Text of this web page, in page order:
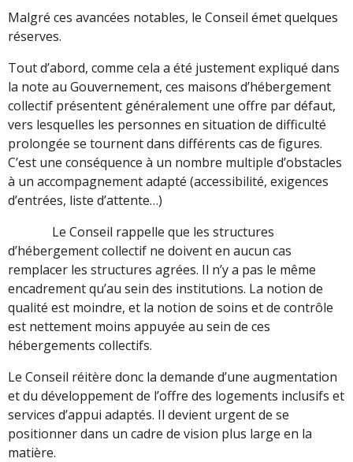
Malgré ces avancées notables, le Conseil émet quelques
réserves.
Tout d’abord, comme cela a été justement expliqué dans
la note au Gouvernement, ces maisons d’hébergement
collectif présentent généralement une offre par défaut,
vers lesquelles les personnes en situation de difficulté
prolongée se tournent dans différents cas de figures.
C’est une conséquence à un nombre multiple d’obstacles
à un accompagnement adapté (accessibilité, exigences
d’entrées, liste d’attente…)
Le Conseil rappelle que les structures
d’hébergement collectif ne doivent en aucun cas
remplacer les structures agrées. Il n’y a pas le même
encadrement qu’au sein des institutions. La notion de
qualité est moindre, et la notion de soins et de contrôle
est nettement moins appuyée au sein de ces
hébergements collectifs.
Le Conseil réitère donc la demande d’une augmentation
et du développement de l’offre des logements inclusifs et
services d’appui adaptés. Il devient urgent de se
positionner dans un cadre de vision plus large en la
matière.